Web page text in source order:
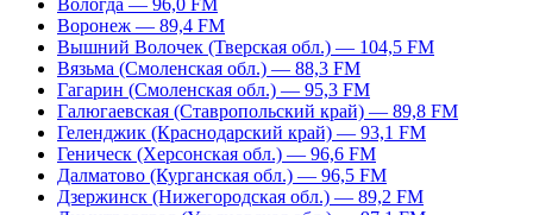
Вологда — 96,0 FM
Воронеж — 89,4 FM
Вышний Волочек (Тверская обл.) — 104,5 FM
Вязьма (Смоленская обл.) — 88,3 FM
Гагарин (Смоленская обл.) — 95,3 FM
Галюгаевская (Ставропольский край) — 89,8 FM
Геленджик (Краснодарский край) — 93,1 FM
Геническ (Херсонская обл.) — 96,6 FM
Далматово (Курганская обл.) — 96,5 FM
Дзержинск (Нижегородская обл.) — 89,2 FM